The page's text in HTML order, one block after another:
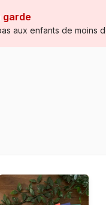
garde
aux enfants de moins